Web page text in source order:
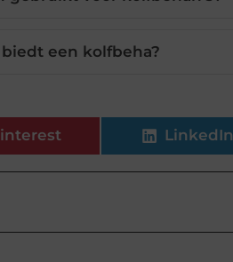
een kolfbeha?
LinkedIn